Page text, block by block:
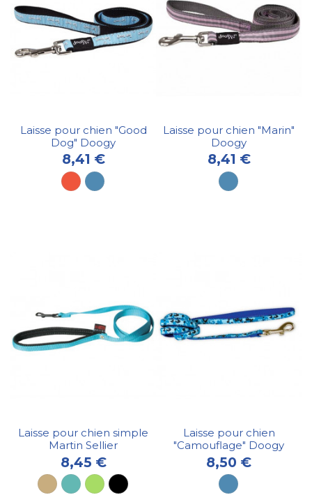
Laisse pour chien "Good
Dog" Doogy
8,41 €
Laisse pour chien "Marin"
Doogy
8,41 €
Laisse pour chien simple
Martin Sellier
8,45 €
Laisse pour chien
"Camouflage" Doogy
8,50 €